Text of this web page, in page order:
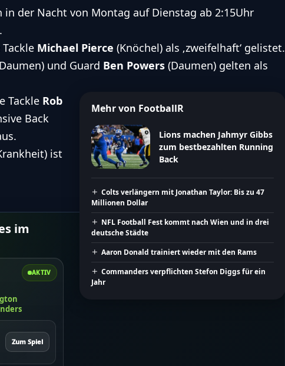
in der Nacht von Montag auf Dienstag ab 2:15Uhr
.
Michael Pierce (Knöchel) als ‚zweifelhaft‘ gelistet.
und Guard Ben Powers (Daumen) gelten als
Mehr von FootballR
Lions machen Jahmyr Gibbs
zum bestbezahlten Running
Back
Colts verlängern mit Jonathan Taylor: Bis zu 47
Millionen Dollar
NFL Football Fest kommt nach Wien und in drei
deutsche Städte
Aaron Donald trainiert wieder mit den Rams
Commanders verpflichten Stefon Diggs für ein
Jahr
Tackle Rob
Back
ist
im
AKTIV
Zum Spiel